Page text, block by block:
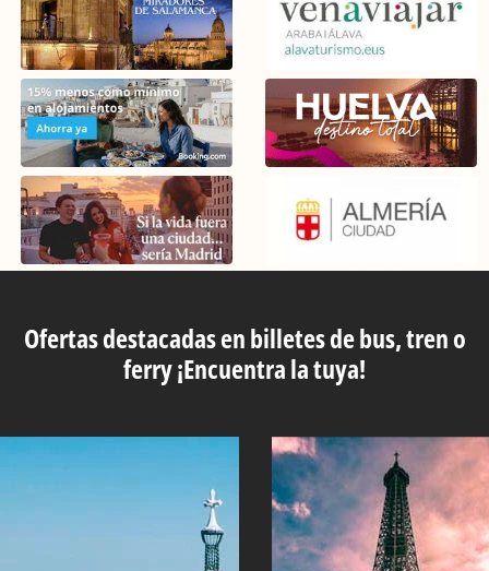
Ofertas destacadas en billetes de bus, tren o
ferry ¡Encuentra la tuya!